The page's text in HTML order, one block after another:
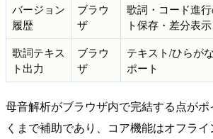
バージョン
履歴
ブラウ
ザ
歌詞・コード進
ト保存・差分表
歌詞テキス
ト出力
ブラウ
ザ
テキスト/ひらが
ポート
母音解析がブラウザ内で完結する点が
くまで補助であり、コア機能はオフライ